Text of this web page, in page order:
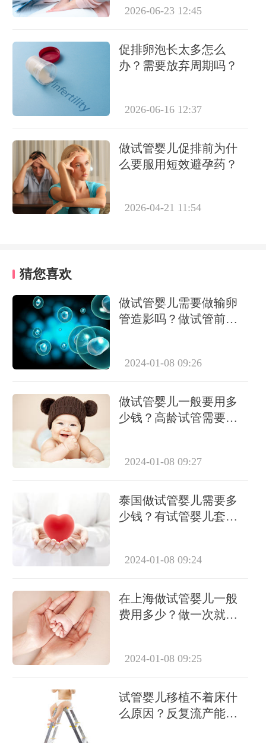
2026-06-23 12:45
促排卵泡长太多怎么
办？需要放弃周期吗？
2026-06-16 12:37
做试管婴儿促排前为什
么要服用短效避孕药？
2026-04-21 11:54
猜您喜欢
做试管婴儿需要做输卵
管造影吗？做试管前必
2024-01-08 09:26
做试管婴儿一般要用多
少钱？高龄试管需要做
2024-01-08 09:27
泰国做试管婴儿需要多
少钱？有试管婴儿套餐
2024-01-08 09:24
在上海做试管婴儿一般
费用多少？做一次就能
2024-01-08 09:25
试管婴儿移植不着床什
么原因？反复流产能做